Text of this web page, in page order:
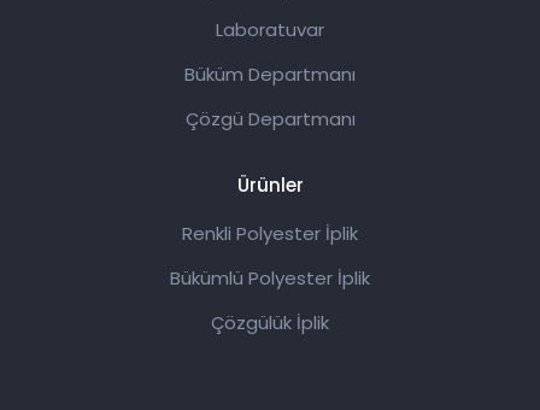
Laboratuvar
Büküm Departmanı
Çözgü Departmanı
Ürünler
Renkli Polyester İplik
Bükümlü Polyester İplik
Çözgülük İplik